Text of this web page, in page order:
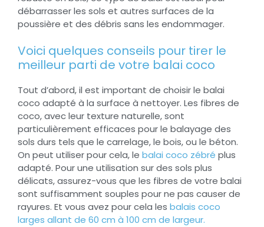
débarrasser les sols et autres surfaces de la
poussière et des débris sans les endommager.
Voici quelques conseils pour tirer le
meilleur parti de votre balai coco
Tout d’abord, il est important de choisir le balai
coco adapté à la surface à nettoyer. Les fibres de
coco, avec leur texture naturelle, sont
particulièrement efficaces pour le balayage des
sols durs tels que le carrelage, le bois, ou le béton.
On peut utiliser pour cela, le balai coco zébré plus
adapté. Pour une utilisation sur des sols plus
délicats, assurez-vous que les fibres de votre balai
sont suffisamment souples pour ne pas causer de
rayures. Et vous avez pour cela les balais coco
larges allant de 60 cm à 100 cm de largeur.